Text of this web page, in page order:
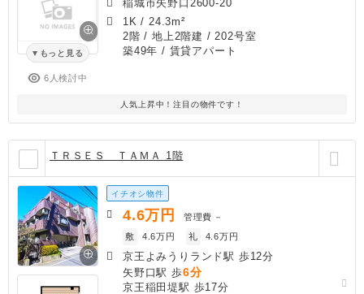
もっと見る
6人検討中
稲城市矢野口2600-20
1K / 24.3m²
2階 / 地上2階建 / 202号室
築49年 / 賃貸アパート
人気上昇中！注目の物件です！
ＴＲＳＥＳ ＴＡＭＡ 1階
イチオシ物件
4.6万円 管理費 －
敷
4.6万円 礼 4.6万円
京王よみうりランド駅 歩12分
矢野口駅 歩6分
京王稲田堤駅 歩17分